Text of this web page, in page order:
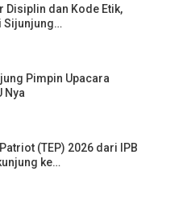
Disiplin dan Kode Etik,
Sijunjung…
Pimpin Upacara
Nya
(TEP) 2026 dari IPB
ke…